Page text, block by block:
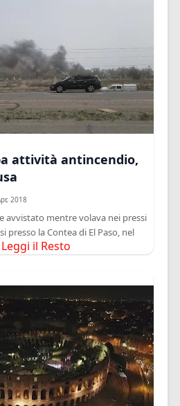
attività antincendio,
2018
avvistato mentre volava nei pressi
presso la Contea di El Paso, nel
Leggi il Resto